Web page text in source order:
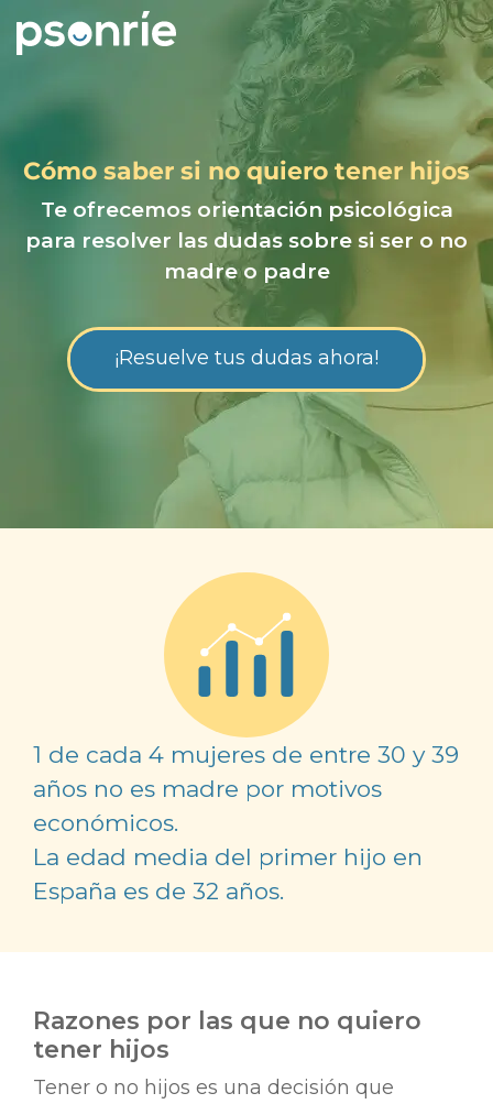
Cómo saber si no quiero tener hijos
Te ofrecemos orientación psicológica
para resolver las dudas sobre si ser o no
madre o padre
¡Resuelve tus dudas ahora!
1 de cada 4 mujeres de entre 30 y 39
años no es madre por motivos
económicos.
La edad media del primer hijo en
España es de 32 años.
Razones por las que no quiero
tener hijos
Tener o no hijos es una decisión que